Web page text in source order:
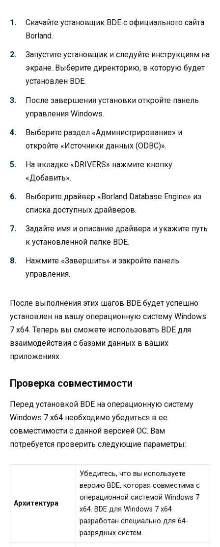
Скачайте установщик BDE с официального сайта
Borland.
Запустите установщик и следуйте инструкциям на
экране. Выберите директорию, в которую будет
установлен BDE.
После завершения установки откройте панель
управления Windows.
Выберите раздел «Администрирование» и
откройте «Источники данных (ODBC)».
На вкладке «DRIVERS» нажмите кнопку
«Добавить».
Выберите драйвер «Borland Database Engine» из
списка доступных драйверов.
Задайте имя и описание драйвера и укажите путь
к установленной папке BDE.
Нажмите «Завершить» и закройте панель
управления.
После выполнения этих шагов BDE будет успешно
установлен на вашу операционную систему Windows
7 x64. Теперь вы сможете использовать BDE для
взаимодействия с базами данных в ваших
приложениях.
Проверка совместимости
Перед установкой BDE на операционную систему
Windows 7 x64 необходимо убедиться в ее
совместимости с данной версией ОС. Вам
потребуется проверить следующие параметры:
Архитектура
Убедитесь, что вы используете
версию BDE, которая совместима с
операционной системой Windows 7
x64. BDE для Windows 7 x64
разработан специально для 64-
разрядных систем.